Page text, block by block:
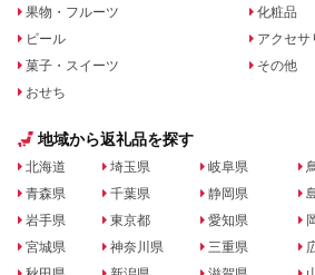
果物・フルーツ
ビール
菓子・スイーツ
おせち
化粧品
アクセサ
その他
地域から返礼品を探す
北海道
青森県
岩手県
宮城県
埼玉県
千葉県
東京都
神奈川県
岐阜県
静岡県
愛知県
三重県